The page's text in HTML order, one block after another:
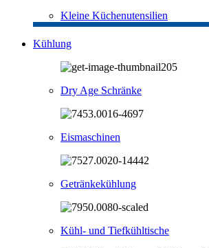
Kleine Küchenutensilien
Kühlung
Dry Age Schränke
Eismaschinen
Getränkekühlung
Kühl- und Tiefkühltische